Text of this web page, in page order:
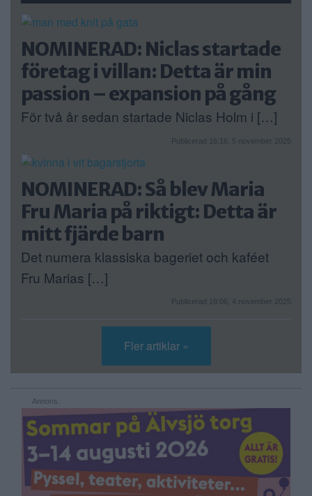
NOMINERAD: Niclas startade
företag i villan: Detta är min
passion – expansion på gång
För två år sedan startade Niclas Holm i […]
Publicerad 16:16, 5 november 2025
NOMINERAD: Så blev Maria
Fru Maria på riktigt: Detta är
mitt fjärde barn
Det numera klassiska bageriet och kaféet
Fru Marias […]
Publicerad 18:06, 4 november 2025
Fler artiklar »
Annons: